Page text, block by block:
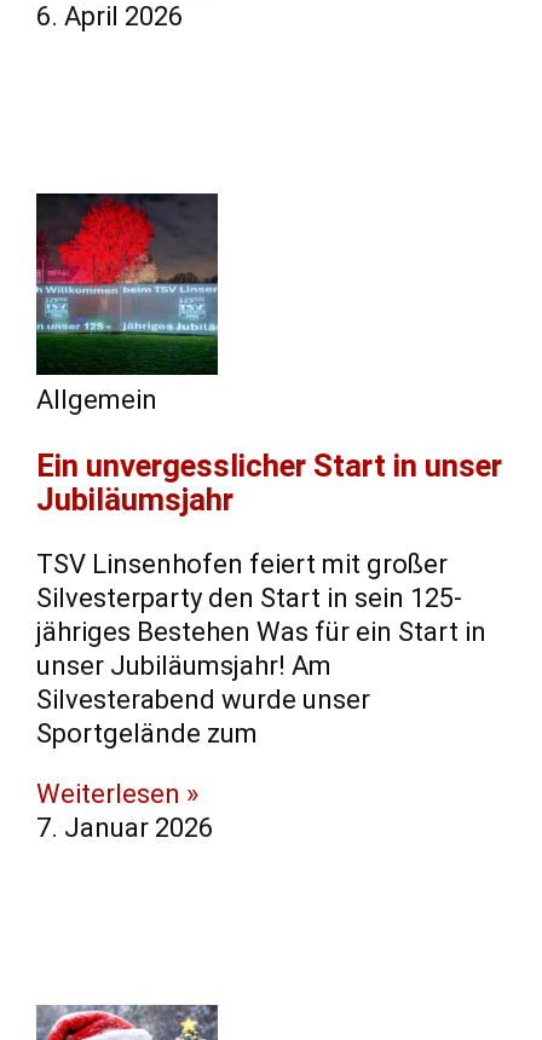
6. April 2026
Allgemein
Ein unvergesslicher Start in unser
Jubiläumsjahr
TSV Linsenhofen feiert mit großer
Silvesterparty den Start in sein 125-
jähriges Bestehen Was für ein Start in
unser Jubiläumsjahr! Am
Silvesterabend wurde unser
Sportgelände zum
Weiterlesen »
7. Januar 2026